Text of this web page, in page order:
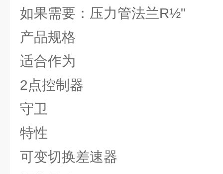
如果需要：压力管法兰R½"
产品规格
适合作为
2点控制器
守卫
特性
可变切换差速器